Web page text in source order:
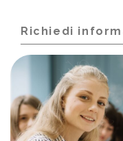
Richiedi